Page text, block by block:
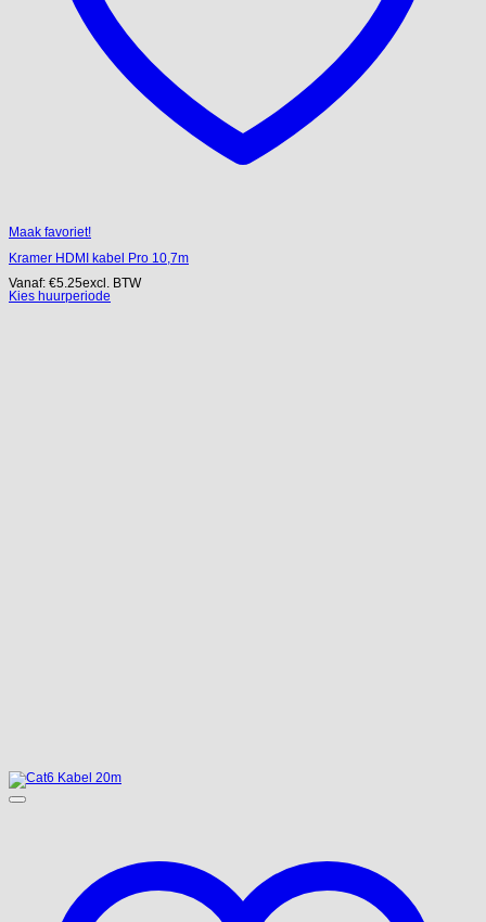
Maak favoriet!
Kramer HDMI kabel Pro 10,7m
Vanaf: €5.25excl. BTW
Kies huurperiode